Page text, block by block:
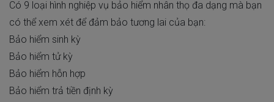
Có 9 loại hình nghiệp vụ bảo hiểm nhân thọ đa dạng mà bạn
có thể xem xét để đảm bảo tương lai của bạn:
Bảo hiểm sinh kỳ
Bảo hiểm tử kỳ
Bảo hiểm hỗn hợp
Bảo hiểm trả tiền định kỳ